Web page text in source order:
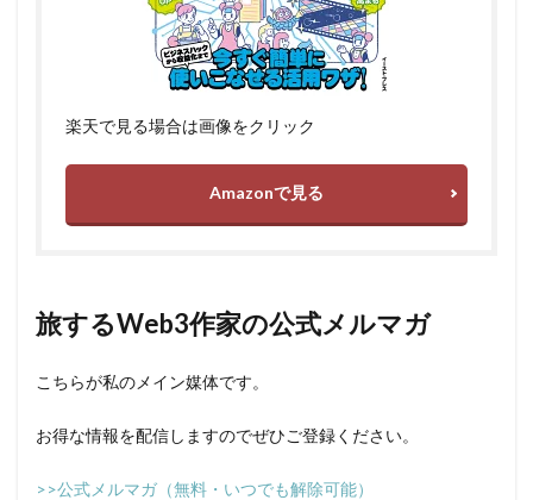
楽天で見る場合は画像をクリック
Amazonで見る
旅するWeb3作家の公式メルマガ
こちらが私のメイン媒体です。
お得な情報を配信しますのでぜひご登録ください。
>>公式メルマガ（無料・いつでも解除可能）